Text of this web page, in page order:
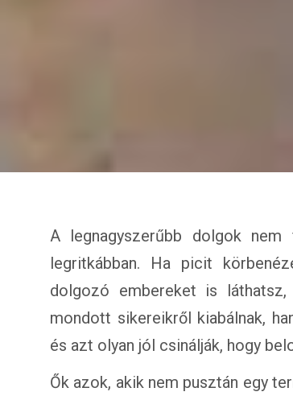
A legnagyszerűbb dolgok
legritkábban. Ha picit
dolgozó embereket is
mondott sikereikről kiabálnak,
és azt olyan jól csinálják, hogy
Ők azok, akik nem pusztán egy